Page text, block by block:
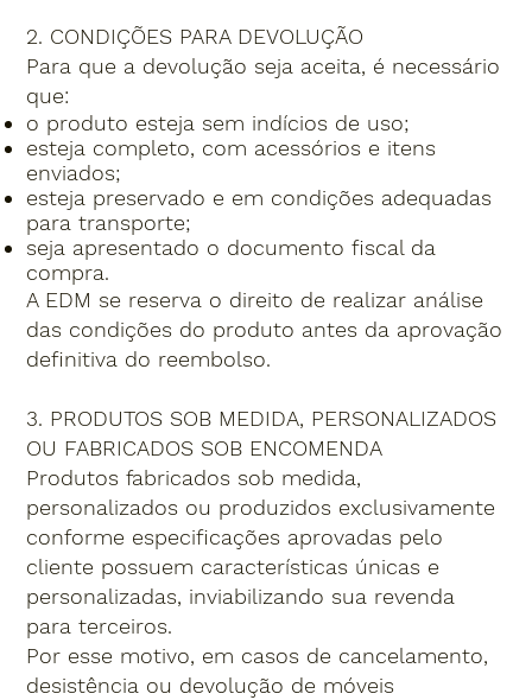
2. CONDIÇÕES PARA DEVOLUÇÃO
Para que a devolução seja aceita, é necessário
que:
o produto esteja sem indícios de uso;
esteja completo, com acessórios e itens
enviados;
esteja preservado e em condições adequadas
para transporte;
seja apresentado o documento fiscal da
compra.
A EDM se reserva o direito de realizar análise
das condições do produto antes da aprovação
definitiva do reembolso.
3. PRODUTOS SOB MEDIDA, PERSONALIZADOS
OU FABRICADOS SOB ENCOMENDA
Produtos fabricados sob medida,
personalizados ou produzidos exclusivamente
conforme especificações aprovadas pelo
cliente possuem características únicas e
personalizadas, inviabilizando sua revenda
para terceiros.
Por esse motivo, em casos de cancelamento,
desistência ou devolução de móveis